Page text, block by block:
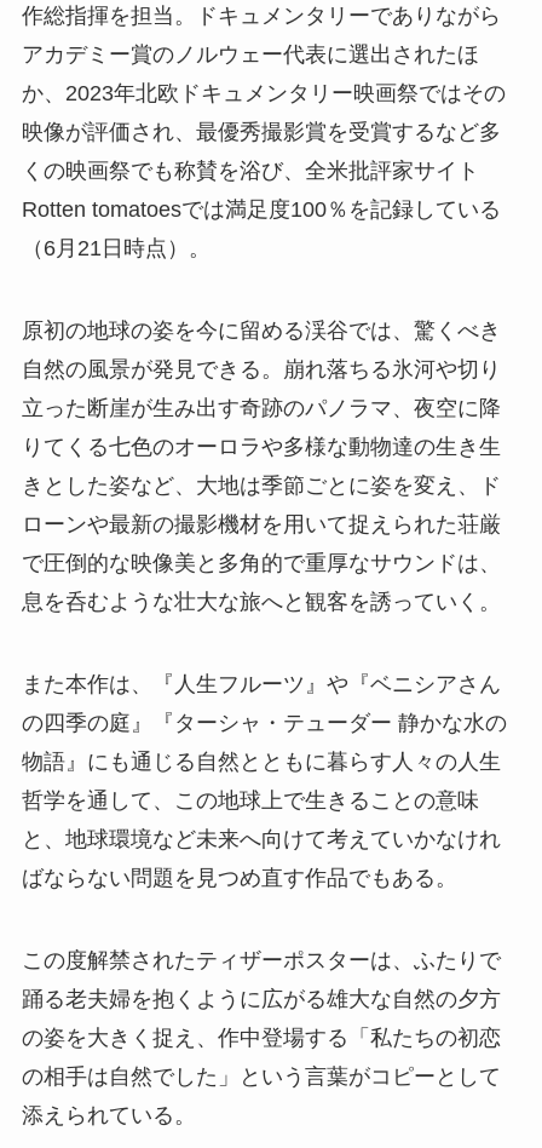
作総指揮を担当。ドキュメンタリーでありながら
アカデミー賞のノルウェー代表に選出されたほ
か、2023年北欧ドキュメンタリー映画祭ではその
映像が評価され、最優秀撮影賞を受賞するなど多
くの映画祭でも称賛を浴び、全米批評家サイト
Rotten tomatoesでは満足度100％を記録している
（6月21日時点）。
原初の地球の姿を今に留める渓谷では、驚くべき
自然の風景が発見できる。崩れ落ちる氷河や切り
立った断崖が生み出す奇跡のパノラマ、夜空に降
りてくる七色のオーロラや多様な動物達の生き生
きとした姿など、大地は季節ごとに姿を変え、ド
ローンや最新の撮影機材を用いて捉えられた荘厳
で圧倒的な映像美と多角的で重厚なサウンドは、
息を呑むような壮大な旅へと観客を誘っていく。
また本作は、『人生フルーツ』や『ベニシアさん
の四季の庭』『ターシャ・テューダー 静かな水の
物語』にも通じる自然とともに暮らす人々の人生
哲学を通して、この地球上で生きることの意味
と、地球環境など未来へ向けて考えていかなけれ
ばならない問題を見つめ直す作品でもある。
この度解禁されたティザーポスターは、ふたりで
踊る老夫婦を抱くように広がる雄大な自然の夕方
の姿を大きく捉え、作中登場する「私たちの初恋
の相手は自然でした」という言葉がコピーとして
添えられている。